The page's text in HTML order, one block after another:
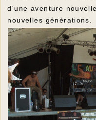
d'une aventure
nouvelles générations.